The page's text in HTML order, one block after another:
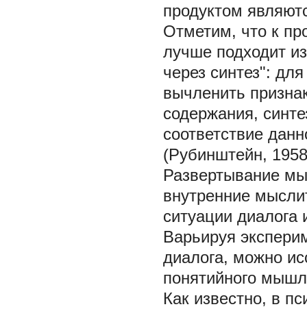
продуктом
Отметим, что к
лучше подходит
через синтез":
вычленить
содержания,
соответствие
(Рубинштейн,
Развертывание
внутренние
ситуации диалога
Варьируя
диалога, можно
понятийного
Как известно, в